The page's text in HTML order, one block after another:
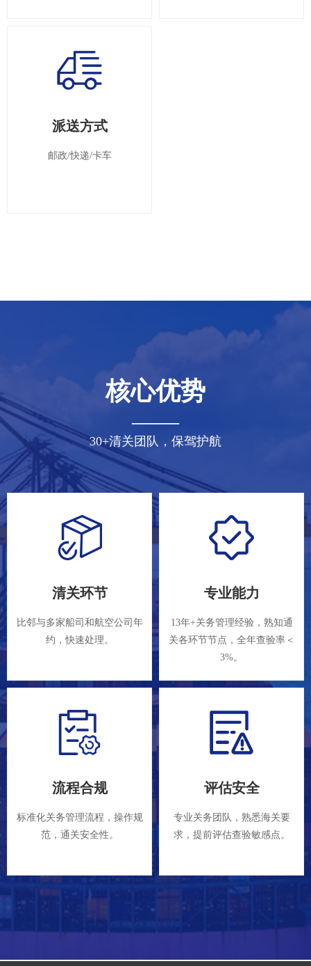
派送方式
邮政/快递/卡车
核心优势
——
清关环节
比邻与多家船司和航空公司年
约，快速处理。
专业能力
13年+关务管理经验，熟知通
关各环节节点，全年查验率＜
3%。
流程合规
标准化关务管理流程，操作规
范，通关安全性。
评估安全
专业关务团队，熟悉海关要
求，提前评估查验敏感点。
30+清关团队，保驾护航